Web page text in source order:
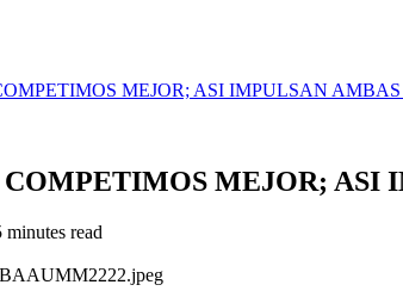
MEJOR; ASI IMPULSAN
COMPETIMOS MEJOR;
minutes read